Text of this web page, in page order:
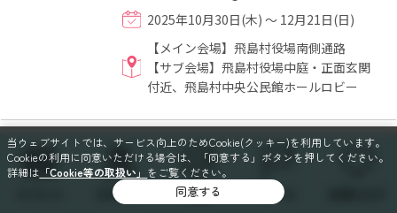
が開催されます！メイン会場では「竹あか
り」作品、サブ会場では...
2025年10月30日(木) ～ 12月21日(日)
【メイン会場】飛島村役場南側通路
【サブ会場】飛島村役場中庭・正面玄関
付近、飛島村中央公民館ホールロビー
名古屋広小路通エクスプレ
ス イルミネーション
スポット 特集 コース
当ウェブサイトでは、サービス向上のためCookie(クッキー)を利用しています。
Cookieの利用に同意いただける場合は、「同意する」ボタンを押してください。
詳細は 「Cookie等の取扱い」 をご覧ください。
同意する